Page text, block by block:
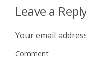
Leave a
Your email
Comment